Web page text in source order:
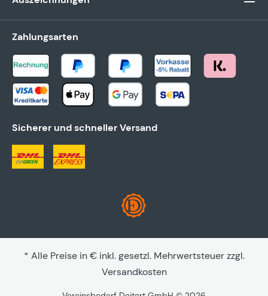
Zahlungsarten
Sicherer und schneller Versand
* Alle Preise in € inkl. gesetzl. Mehrwertsteuer zzgl.
Versandkosten